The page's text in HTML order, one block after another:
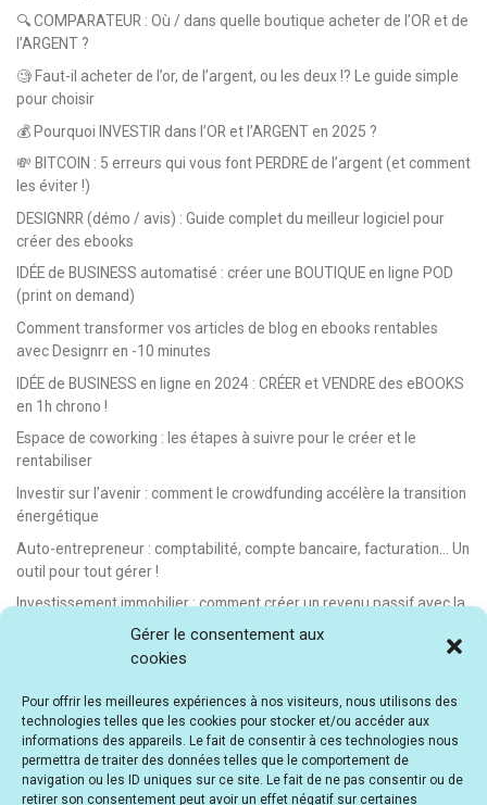
Gérer le consentement aux
cookies
Pour offrir les meilleures expériences à nos visiteurs, nous utilisons des
technologies telles que les cookies pour stocker et/ou accéder aux
informations des appareils. Le fait de consentir à ces technologies nous
permettra de traiter des données telles que le comportement de
navigation ou les ID uniques sur ce site. Le fait de ne pas consentir ou de
retirer son consentement peut avoir un effet négatif sur certaines
🔍 COMPARATEUR : Où / dans quelle boutique acheter de l’OR et de
l’ARGENT ?
🧐 Faut-il acheter de l’or, de l’argent, ou les deux !? Le guide simple
pour choisir
💰 Pourquoi INVESTIR dans l’OR et l’ARGENT en 2025 ?
💸 BITCOIN : 5 erreurs qui vous font PERDRE de l’argent (et comment
les éviter !)
DESIGNRR (démo / avis) : Guide complet du meilleur logiciel pour
créer des ebooks
IDÉE de BUSINESS automatisé : créer une BOUTIQUE en ligne POD
(print on demand)
Comment transformer vos articles de blog en ebooks rentables
avec Designrr en -10 minutes
IDÉE de BUSINESS en ligne en 2024 : CRÉER et VENDRE des eBOOKS
en 1h chrono !
Espace de coworking : les étapes à suivre pour le créer et le
rentabiliser
Investir sur l’avenir : comment le crowdfunding accélère la transition
énergétique
Auto-entrepreneur : comptabilité, compte bancaire, facturation… Un
outil pour tout gérer !
Investissement immobilier : comment créer un revenu passif avec la
location saisonnière
E-learning : les meilleurs LMS gratuits et payants pour créer et
Idée de business en ligne automatisé : vendre des formations en e-
learning
E-learning : comment créer et vendre des cours en ligne facilement
[avec Teachizy]